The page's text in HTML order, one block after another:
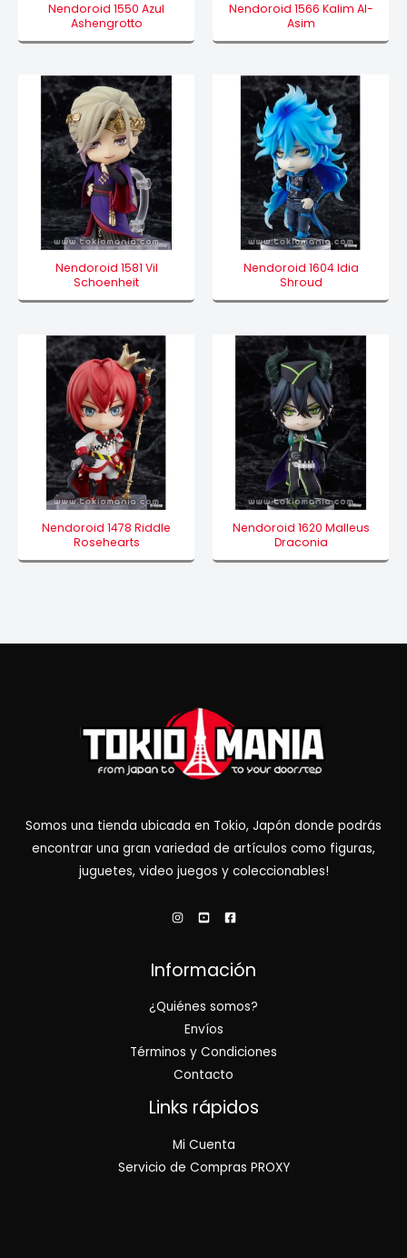
Nendoroid 1550 Azul
Ashengrotto
Nendoroid 1566 Kalim Al-
Asim
Nendoroid 1581 Vil
Schoenheit
Nendoroid 1604 Idia
Shroud
Nendoroid 1478 Riddle
Rosehearts
Nendoroid 1620 Malleus
Draconia
Somos una tienda ubicada en Tokio, Japón donde podrás
encontrar una gran variedad de artículos como figuras,
juguetes, video juegos y coleccionables!
Información
¿Quiénes somos?
Envíos
Términos y Condiciones
Contacto
Links rápidos
Mi Cuenta
Servicio de Compras PROXY